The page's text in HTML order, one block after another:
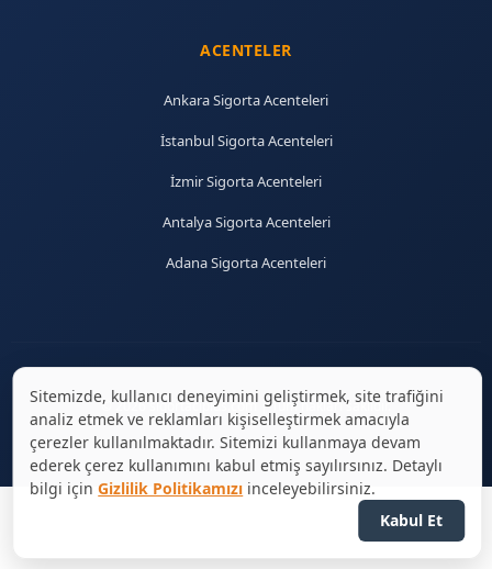
ACENTELER
Ankara Sigorta Acenteleri
İstanbul Sigorta Acenteleri
İzmir Sigorta Acenteleri
Antalya Sigorta Acenteleri
Adana Sigorta Acenteleri
© 2026 sigortaciplus.com | Tüm hakları saklıdır.
Sitemizde, kullanıcı deneyimini geliştirmek, site trafiğini
analiz etmek ve reklamları kişiselleştirmek amacıyla
çerezler kullanılmaktadır. Sitemizi kullanmaya devam
ederek çerez kullanımını kabul etmiş sayılırsınız. Detaylı
bilgi içinGizlilik Politikamızı inceleyebilirsiniz.
Kabul Et